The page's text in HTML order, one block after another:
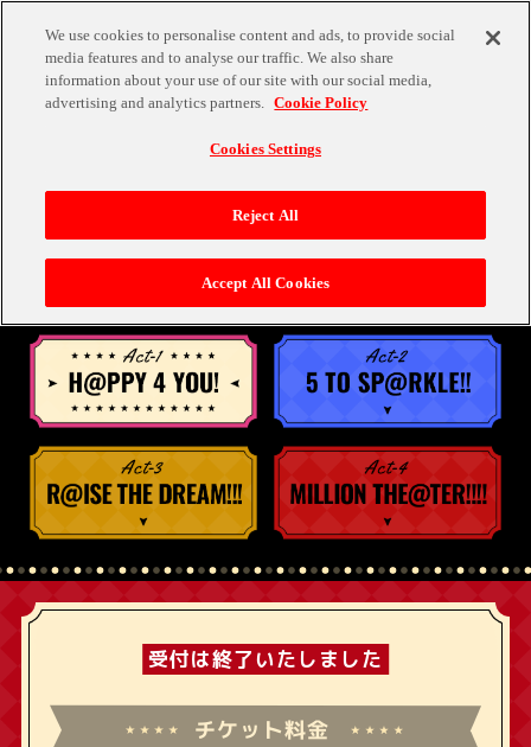
LIVE STREAMING
オンライン有料配信
チケット料金
We use cookies to personalise content and ads, to provide social
media features and to analyse our traffic. We also share
information about your use of our site with our social media,
advertising and analytics partners. Cookie Policy
Cookies Settings
Reject All
Accept All Cookies